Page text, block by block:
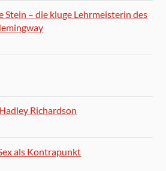
Stein – die kluge Lehrmeisterin des
Richardson
als Kontrapunkt